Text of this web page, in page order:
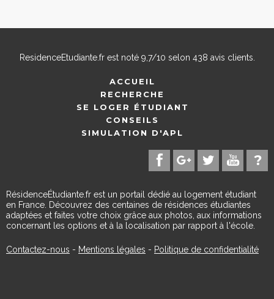
ResidenceEtudiante.frest noté 9,7/10 selon 438 avis clients.
ACCUEIL
RECHERCHE
SE LOGER ÉTUDIANT
CONSEILS
SIMULATION D'APL
RésidenceÉtudiante.fr est un portail dédié au logement étudiant
en France. Découvrez des centaines de résidences étudiantes
adaptées et faites votre choix grâce aux photos, aux informations
concernant les options et à la localisation par rapport à l'école.
Contactez-nous - Mentions légales - Politique de confidentialité